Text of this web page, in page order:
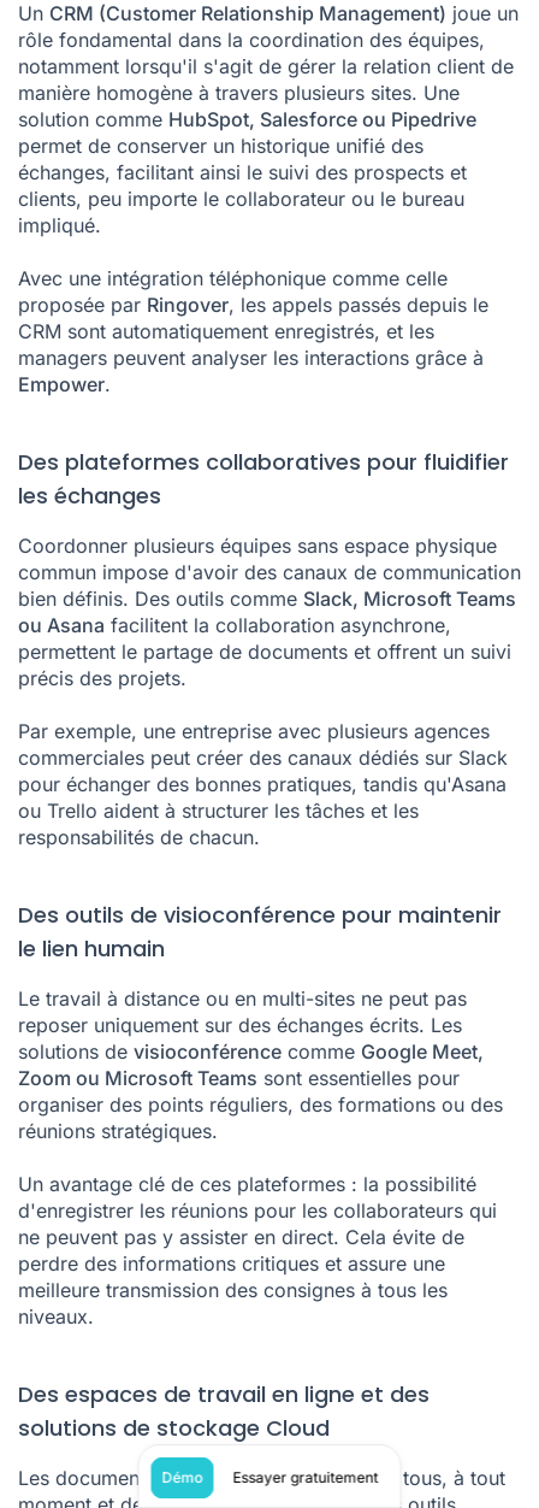
Un CRM (Customer Relationship Management) joue un
rôle fondamental dans la coordination des équipes,
notamment lorsqu'il s'agit de gérer la relation client de
manière homogène à travers plusieurs sites. Une
solution comme HubSpot, Salesforce ou Pipedrive
permet de conserver un historique unifié des
échanges, facilitant ainsi le suivi des prospects et
clients, peu importe le collaborateur ou le bureau
impliqué.
Avec une intégration téléphonique comme celle
proposée par Ringover, les appels passés depuis le
CRM sont automatiquement enregistrés, et les
managers peuvent analyser les interactions grâce à
Empower.
Des plateformes collaboratives pour fluidifier
les échanges
Coordonner plusieurs équipes sans espace physique
commun impose d'avoir des canaux de communication
bien définis. Des outils comme Slack, Microsoft Teams
ou Asana facilitent la collaboration asynchrone,
permettent le partage de documents et offrent un suivi
précis des projets.
Par exemple, une entreprise avec plusieurs agences
commerciales peut créer des canaux dédiés sur Slack
pour échanger des bonnes pratiques, tandis qu'Asana
ou Trello aident à structurer les tâches et les
responsabilités de chacun.
Des outils de visioconférence pour maintenir
le lien humain
Le travail à distance ou en multi-sites ne peut pas
reposer uniquement sur des échanges écrits. Les
solutions de visioconférence comme Google Meet,
Zoom ou Microsoft Teams sont essentielles pour
organiser des points réguliers, des formations ou des
réunions stratégiques.
Un avantage clé de ces plateformes : la possibilité
d'enregistrer les réunions pour les collaborateurs qui
ne peuvent pas y assister en direct. Cela évite de
perdre des informations critiques et assure une
meilleure transmission des consignes à tous les
niveaux.
Des espaces de travail en ligne et des
solutions de stockage Cloud
Les documents doivent être accessibles à tous, à tout
Démo Essayer gratuitement